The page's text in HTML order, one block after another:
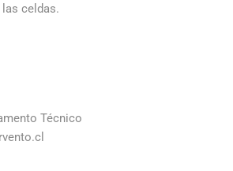
celdas.
Técnico